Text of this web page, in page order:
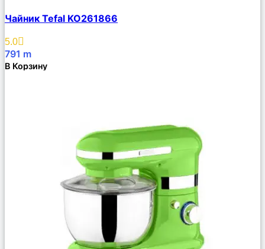
Описание
Избранное
Чайник Tefal KO261866
5.0
791 m
В Корзину